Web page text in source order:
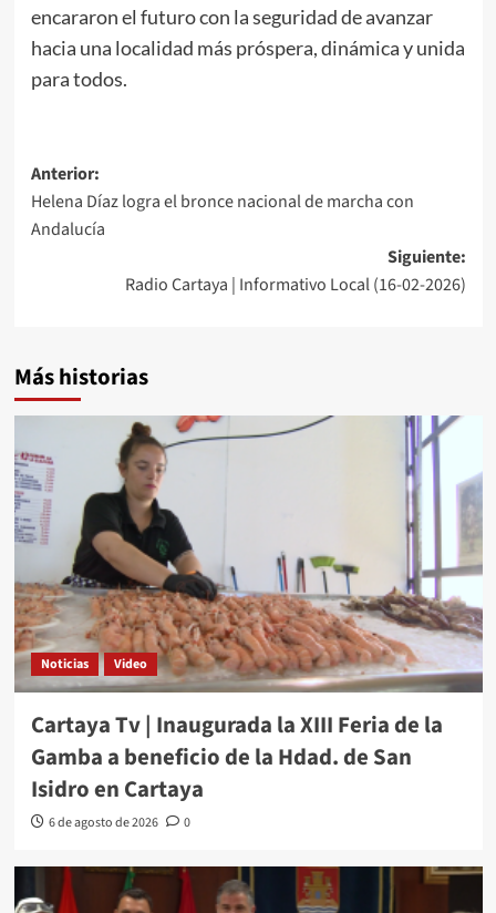
encararon el futuro con la seguridad de avanzar
hacia una localidad más próspera, dinámica y unida
para todos.
Anterior:
Helena Díaz logra el bronce nacional de marcha con
Andalucía
Siguiente:
Radio Cartaya | Informativo Local (16-02-2026)
Más historias
Noticias Video
Cartaya Tv | Inaugurada la XIII Feria de la
Gamba a beneficio de la Hdad. de San
Isidro en Cartaya
6 de agosto de 2026 0